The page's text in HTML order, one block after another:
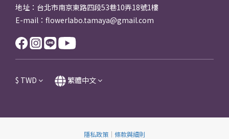
地址：台北市南京東路四段53巷10弄18號1樓
E-mail：flowerlabo.tamaya@gmail.com
$ TWD 繁體中文
隱私政策 ｜ 條款與細則